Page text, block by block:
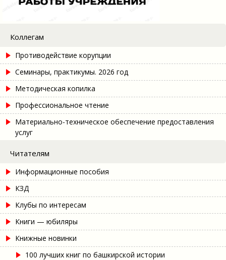
Коллегам
Противодействие корупции
Семинары, практикумы. 2026 год
Методическая копилка
Профессиональное чтение
Материально-техническое обеспечение предоставления
услуг
Читателям
Информационные пособия
КЗД
Клубы по интересам
Книги — юбиляры
Книжные новинки
100 лучших книг по башкирской истории